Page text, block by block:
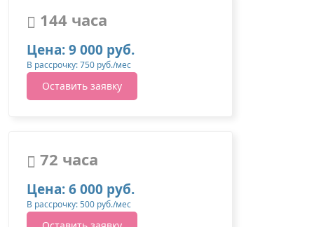
144 часа
Цена: 9 000 руб.
В рассрочку: 750 руб./мес
Оставить заявку
72 часа
Цена: 6 000 руб.
В рассрочку: 500 руб./мес